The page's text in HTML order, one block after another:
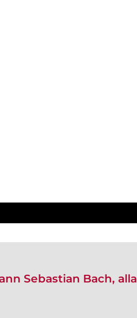
Sebastian Bach, alla